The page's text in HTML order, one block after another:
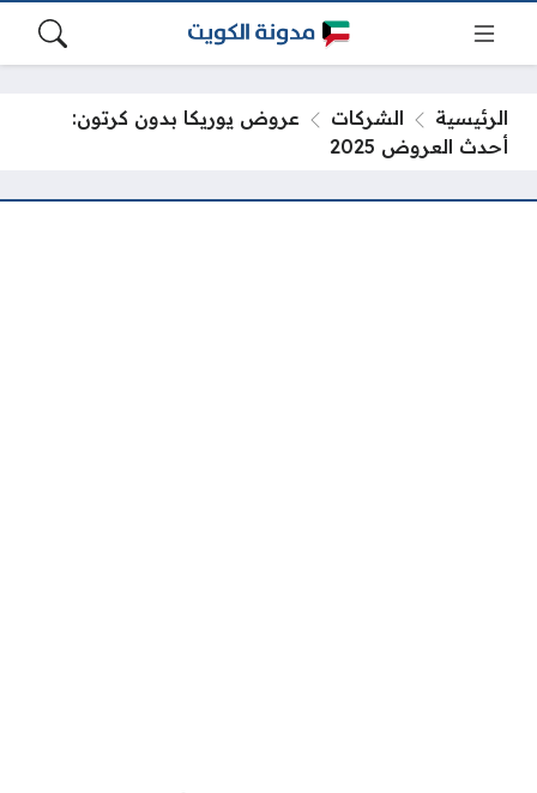
الرئيسية الشركات
عروض يوريكا بدون كرتون:
أحدث العروض 2025